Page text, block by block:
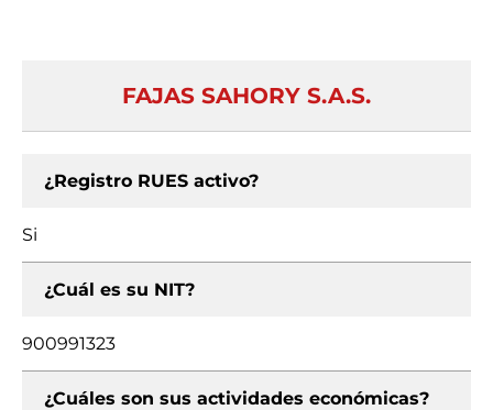
FAJAS SAHORY S.A.S.
¿Registro RUES activo?
Si
¿Cuál es su NIT?
900991323
¿Cuáles son sus actividades económicas?